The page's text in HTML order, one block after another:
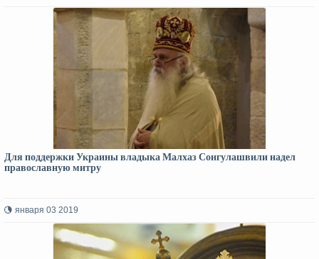
Для поддержки Украины владыка Малхаз Сонгулашвили надел
православную митру
января 03 2019